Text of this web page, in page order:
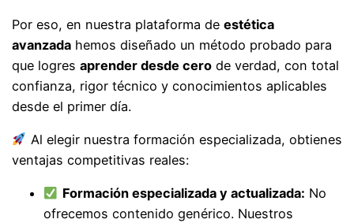
Por eso, en nuestra plataforma deestética
avanzada hemos diseñado un método probado para
que logresaprender desde cero de verdad, con total
confianza, rigor técnico y conocimientos aplicables
desde el primer día.
Al elegir nuestra formación especializada, obtienes
ventajas competitivas reales:
Formación especializada y actualizada: No
ofrecemos contenido genérico. Nuestros